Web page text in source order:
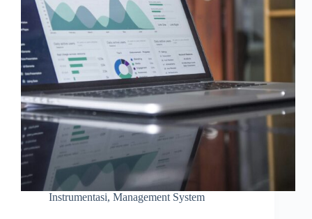
Instrumentasi, Management System